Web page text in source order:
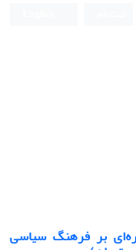
بر فرهنگ سیاسی